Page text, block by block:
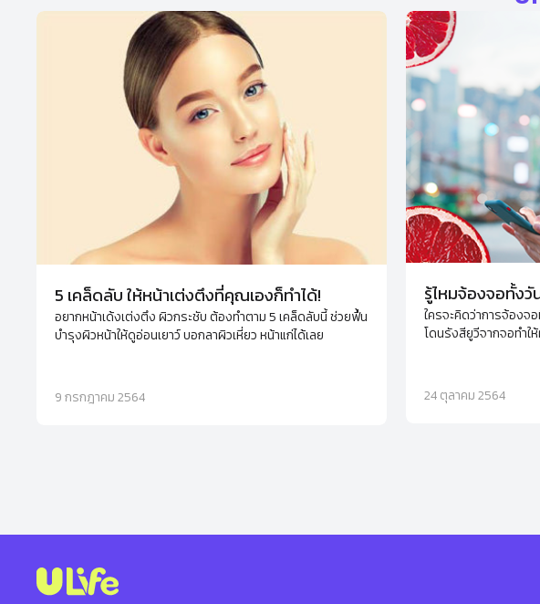
5 เคล็ดลับ ให้หน้าเต่งตึงที่คุณเองก็ทำได้!
อยากหน้าเด้งเต่งตึง ผิวกระชับ ต้องทำตาม 5 เคล็ดลับนี้ ช่วยฟื้น
บำรุงผิวหน้าให้ดูอ่อนเยาว์ บอกลาผิวเหี่ยว หน้าแก่ได้เลย
9 กรกฎาคม 2564
รู้ไหมจ้องจอทั้งวั
ใครจะคิดว่าการจ้องจ
โดนรังสียูวีจากจอทำใ
24 ตุลาคม 2564